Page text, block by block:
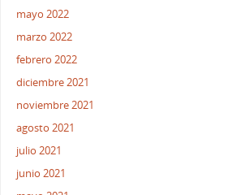
mayo 2022
marzo 2022
febrero 2022
diciembre 2021
noviembre 2021
agosto 2021
julio 2021
junio 2021